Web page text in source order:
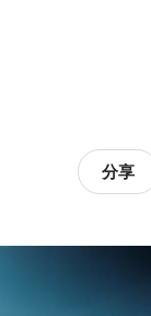
分享